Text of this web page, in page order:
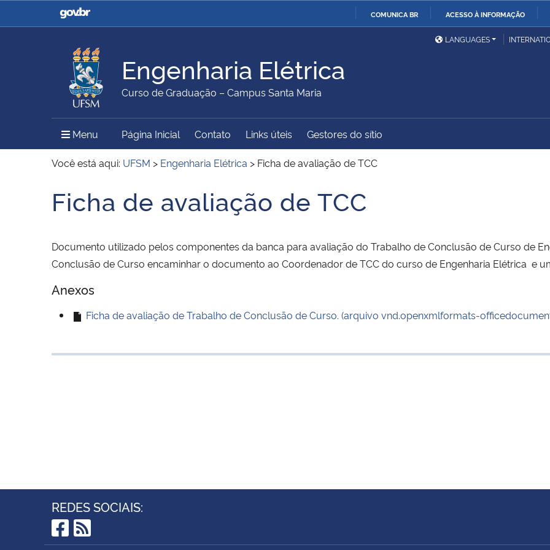
COMUNICA BR ACESSO À INFORMAÇÃO
Casa Civil
Ministério da Justiça e
Ministério da Defesa
Ministério das Relações
Exteriores
Ministério da Agricultura,
Pecuária e Abastecimento
Ministério da Educação Ministério da Cidadania
Ministério do Meio Ambiente Ministério do Turismo
Ministério do
Desenvolvimento Regional
Secretaria de Governo
Gabinete de Segurança
Advocacia-Geral da União
LANGUAGES
Engenharia Elétrica
Curso de Graduação – Campus Santa Maria
Menu Menu Principal do Sítio
Página Inicial Contato Links úteis Gestores do sítio
Você está aqui: UFSM > Engenharia Elétrica > Ficha de avaliação de TCC
Início do conteúdo
Ficha de avaliação de TCC
Documento utilizado pelos componentes da banca para avaliação do Trabalho de Conclusão de Curso de
Conclusão de Curso encaminhar o documento ao Coordenador de TCC do curso de Engenharia Elétrica e
Anexos
Ficha de avaliação de Trabalho de Conclusão de Curso. (arquivo vnd.openxmlformats-
REDES SOCIAIS: